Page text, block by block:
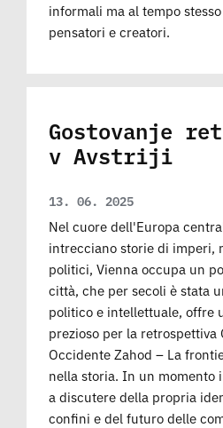
informali ma al tempo
pensatori e creatori.
Gostovanje
v Avstriji
13. 06. 2025
Nel cuore dell'Europa
intrecciano storie di imperi,
politici, Vienna occupa un
città, che per secoli è stata
politico e intellettuale, offre
prezioso per la retrospettiva
Occidente Zahod – La
nella storia. In un momento
a discutere della propria
confini e del futuro delle